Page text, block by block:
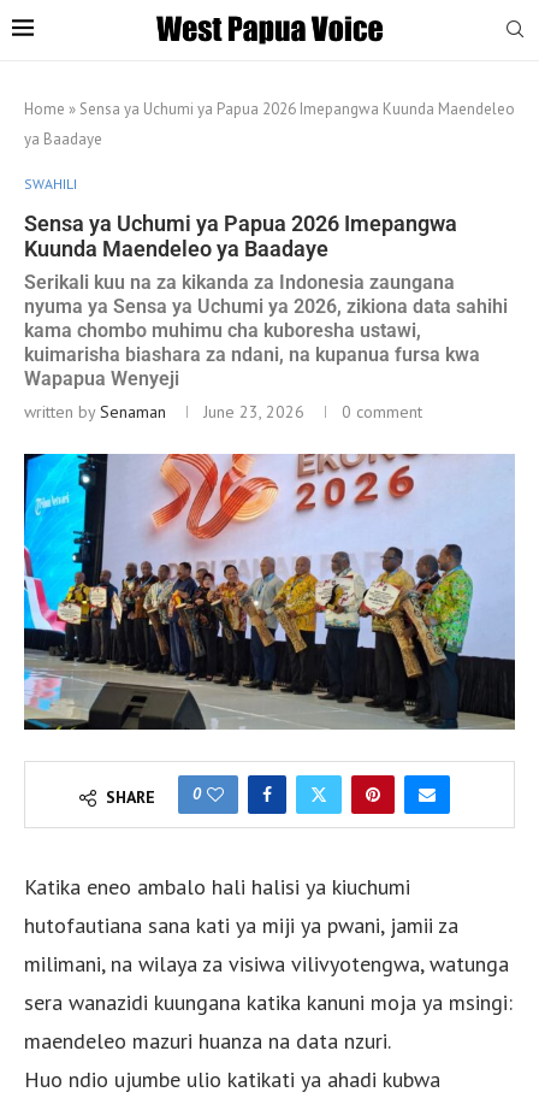
Home » Sensa ya Uchumi ya Papua 2026 Imepangwa Kuunda Maendeleo
ya Baadaye
SWAHILI
Sensa ya Uchumi ya Papua 2026 Imepangwa
Kuunda Maendeleo ya Baadaye
Serikali kuu na za kikanda za Indonesia zaungana
nyuma ya Sensa ya Uchumi ya 2026, zikiona data sahihi
kama chombo muhimu cha kuboresha ustawi,
kuimarisha biashara za ndani, na kupanua fursa kwa
Wapapua Wenyeji
written bySenaman June 23, 2026 0 comment
SHARE 0
Katika eneo ambalo hali halisi ya kiuchumi
hutofautiana sana kati ya miji ya pwani, jamii za
milimani, na wilaya za visiwa vilivyotengwa, watunga
sera wanazidi kuungana katika kanuni moja ya msingi:
maendeleo mazuri huanza na data nzuri.
Huo ndio ujumbe ulio katikati ya ahadi kubwa